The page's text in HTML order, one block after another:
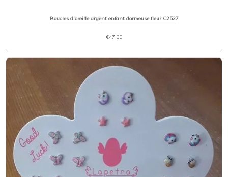
Boucles d’oreille argent enfant dormeuse fleur C2527
€47,00